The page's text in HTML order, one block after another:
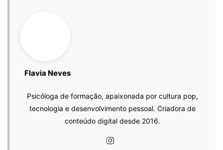
Flavia Neves
Psicóloga de formação, apaixonada por cultura pop,
tecnologia e desenvolvimento pessoal. Criadora de
conteúdo digital desde 2016.